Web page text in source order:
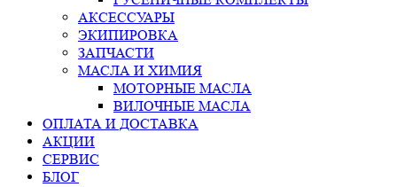
АКСЕССУАРЫ
ЭКИПИРОВКА
ЗАПЧАСТИ
МАСЛА И ХИМИЯ
МОТОРНЫЕ МАСЛА
ВИЛОЧНЫЕ МАСЛА
ОПЛАТА И ДОСТАВКА
АКЦИИ
СЕРВИС
БЛОГ